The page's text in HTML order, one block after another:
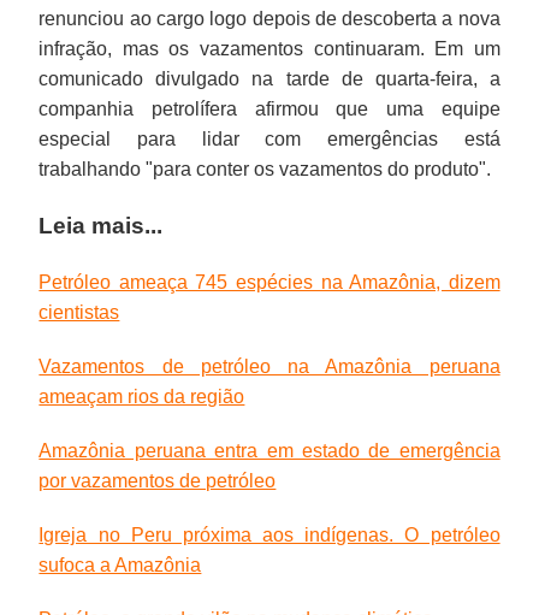
renunciou ao cargo logo depois de descoberta a nova
infração, mas os vazamentos continuaram. Em um
comunicado divulgado na tarde de quarta-feira, a
companhia petrolífera afirmou que uma equipe
especial para lidar com emergências está
trabalhando "para conter os vazamentos do produto".
Leia mais...
Petróleo ameaça 745 espécies na Amazônia, dizem
cientistas
Vazamentos de petróleo na Amazônia peruana
ameaçam rios da região
Amazônia peruana entra em estado de emergência
por vazamentos de petróleo
Igreja no Peru próxima aos indígenas. O petróleo
sufoca a Amazônia